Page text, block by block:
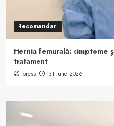
Recomandari
Hernia femurală: simptome
tratament
press 31 iulie 2026